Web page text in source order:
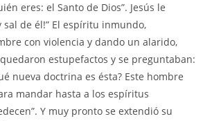
eres: el Santo de Dios”. Jesús le
sal de él!” El espíritu inmundo,
con violencia y dando un alarido,
estupefactos y se preguntaban:
nueva doctrina es ésta? Este hombre
mandar hasta a los espíritus
Y muy pronto se extendió su